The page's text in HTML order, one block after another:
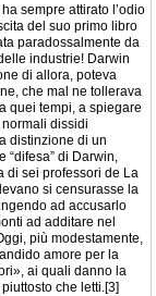
sempre attirato l’odio
del suo primo libro
paradossalmente da
industrie! Darwin
di allora, poteva
che mal ne tollerava
quei tempi, a spiegare
dissidi
distinzione di un
di Darwin,
di sei professori de La
si censurasse la
ad accusarlo
ad additare nel
più modestamente,
amore per la
ai quali danno la
che letti.[3]